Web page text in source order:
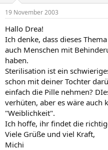
19 November 2003
Hallo Drea!
Ich denke, dass dieses
auch Menschen mit
haben.
Sterilisation ist ein
schon mit deiner Tochter
einfach die Pille nehmen?
verhüten, aber es wäre auch
"Weiblichkeit".
Ich hoffe, ihr findet die
Viele Grüße und viel Kraft,
Michi